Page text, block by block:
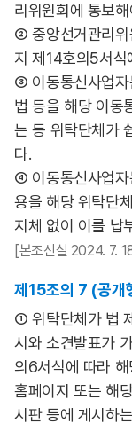
리위원회에 통보
② 중앙선거관리위
지 제14호의5서식
③ 이동통신사업자
법 등을 해당 이동
는 등 위탁단체가
다.
④ 이동통신사업자
용을 해당 위탁단
지체 없이 이를 납
[본조신설 2024. 7.
제15조의 7 (공개
① 위탁단체가 법
시와 소견발표가
의6서식에 따라
홈페이지 또는 해
시판 등에 게시하